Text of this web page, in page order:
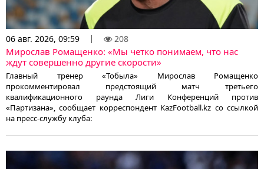
06 авг. 2026, 09:59 208
Мирослав Ромащенко: «Мы четко понимаем, что нас
ждут совершенно другие скорости»
Главный тренер «Тобыла» Мирослав Ромащенко
прокомментировал предстоящий матч третьего
квалификационного раунда Лиги Конференций против
«Партизана», сообщает корреспондент KazFootball.kz со ссылкой
на пресс-службу клуба: